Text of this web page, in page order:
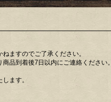
ますのでご了承ください。
品到着後7日以内にご連絡ください。
ます。